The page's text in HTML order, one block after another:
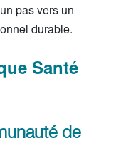
pas vers un
durable.
Santé
de